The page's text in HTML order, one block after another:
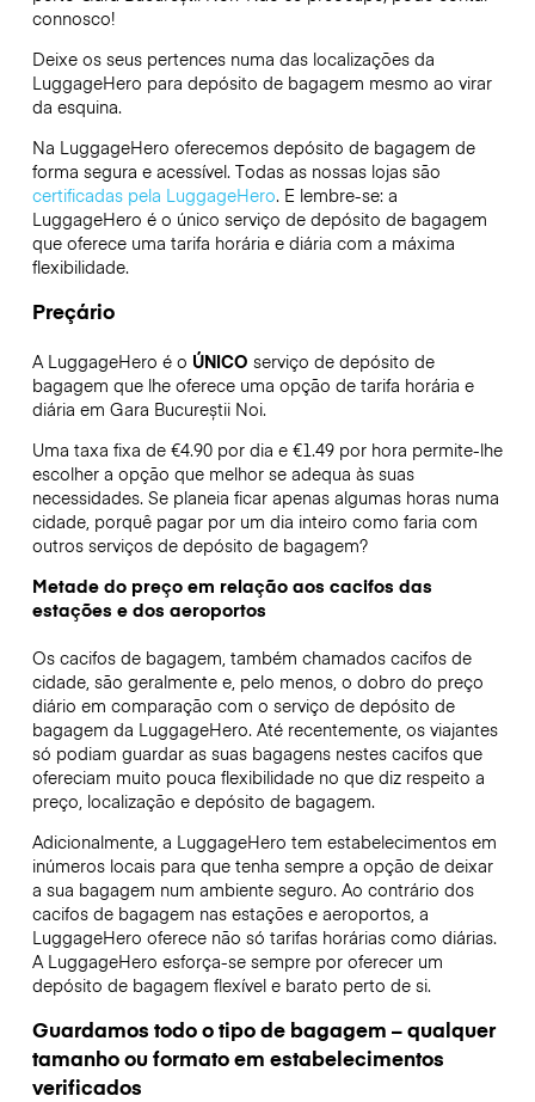
connosco!
Deixe os seus pertences numa das localizações da
LuggageHero para depósito de bagagem mesmo ao virar
da esquina.
Na LuggageHero oferecemos depósito de bagagem de
forma segura e acessível. Todas as nossas lojas são
certificadas pela LuggageHero. E lembre-se: a
LuggageHero é o único serviço de depósito de bagagem
que oferece uma tarifa horária e diária com a máxima
flexibilidade.
Preçário
A LuggageHero é o ÚNICO serviço de depósito de
bagagem que lhe oferece uma opção de tarifa horária e
diária em Gara Bucureștii Noi.
Uma taxa fixa de €4.90 por dia e €1.49 por hora permite-lhe
escolher a opção que melhor se adequa às suas
necessidades. Se planeia ficar apenas algumas horas numa
cidade, porquê pagar por um dia inteiro como faria com
outros serviços de depósito de bagagem?
Metade do preço em relação aos cacifos das
estações e dos aeroportos
Os cacifos de bagagem, também chamados cacifos de
cidade, são geralmente e, pelo menos, o dobro do preço
diário em comparação com o serviço de depósito de
bagagem da LuggageHero. Até recentemente, os viajantes
só podiam guardar as suas bagagens nestes cacifos que
ofereciam muito pouca flexibilidade no que diz respeito a
preço, localização e depósito de bagagem.
Adicionalmente, a LuggageHero tem estabelecimentos em
inúmeros locais para que tenha sempre a opção de deixar
a sua bagagem num ambiente seguro. Ao contrário dos
cacifos de bagagem nas estações e aeroportos, a
LuggageHero oferece não só tarifas horárias como diárias.
A LuggageHero esforça-se sempre por oferecer um
depósito de bagagem flexível e barato perto de si.
Guardamos todo o tipo de bagagem – qualquer
tamanho ou formato em estabelecimentos
verificados